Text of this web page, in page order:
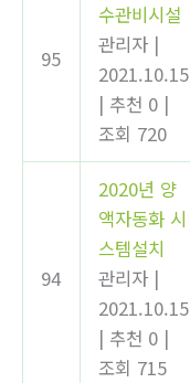
95
수관비시설
관리자 |
2021.10.15
| 추천 0 |
조회 720
94
2020년 양
액자동화 시
스템설치
관리자 |
2021.10.15
| 추천 0 |
조회 715